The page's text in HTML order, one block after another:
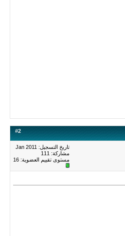
#2
تاريخ التسجيل: Jan 2011
مشاركة: 111
مستوى تقييم العضوية: 16